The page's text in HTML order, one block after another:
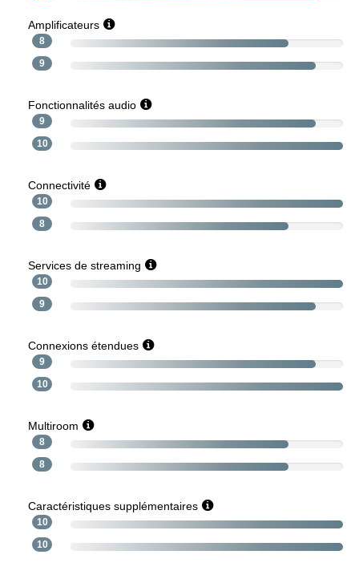
Amplificateurs
8
9
Fonctionnalités audio
9
10
Connectivité
10
8
Services de streaming
10
9
Connexions étendues
9
10
Multiroom
8
8
Caractéristiques supplémentaires
10
10